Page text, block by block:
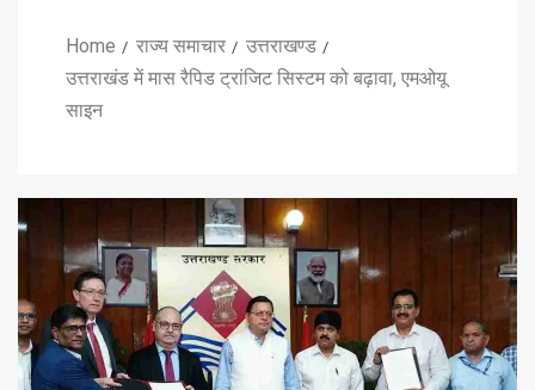
Home राज्य समाचार
उत्तराखण्ड
उत्तराखंड में मास रैपिड ट्रांजिट सिस्टम को बढ़ावा, एमओयू
साइन